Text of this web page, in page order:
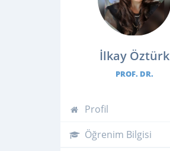
İlkay Öztürk
PROF. DR.
Profil
Öğrenim Bilgisi